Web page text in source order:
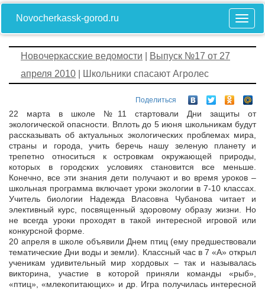
Novocherkassk-gorod.ru
Новочеркасские ведомости
Выпуск №17 от 27
апреля 2010 | Школьники спасают Агролес
Поделиться
22 марта в школе №11 стартовали Дни защиты от
экологической опасности. Вплоть до 5 июня школьникам будут
рассказывать об актуальных экологических проблемах мира,
страны и города, учить беречь нашу зеленую планету и
трепетно относиться к островкам окружающей природы,
которых в городских условиях становится все меньше.
Конечно, все эти знания дети получают и во время уроков –
школьная программа включает уроки экологии в 7-10 классах.
Учитель биологии Надежда Власовна Чубанова читает и
элективный курс, посвященный здоровому образу жизни. Но
не всегда уроки проходят в такой интересной игровой или
конкурсной форме.
20 апреля в школе объявили Днем птиц (ему предшествовали
тематические Дни воды и земли). Классный час в 7 «А» открыл
ученикам удивительный мир хордовых – так и называлась
викторина, участие в которой приняли команды «рыб»,
«птиц», «млекопитающих» и др. Игра получилась интересной